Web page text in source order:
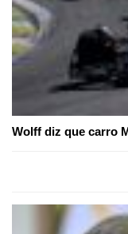
Wolff diz que carro